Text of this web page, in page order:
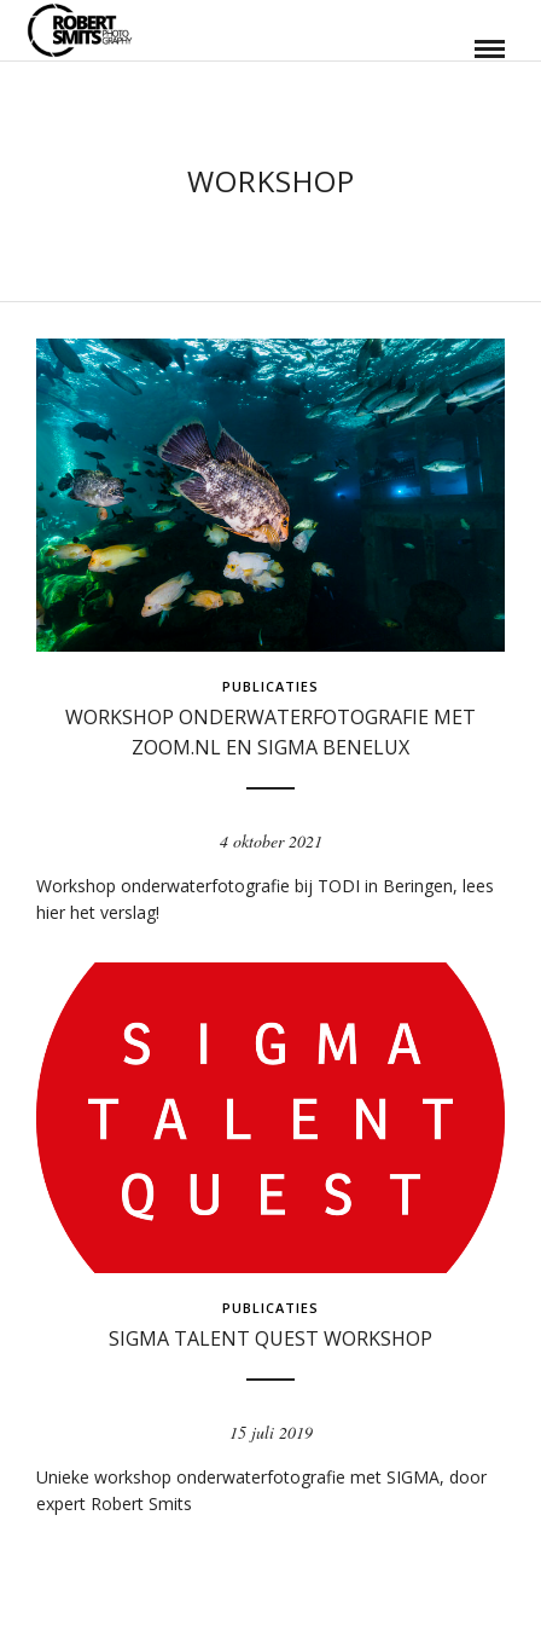
WORKSHOP
PUBLICATIES
WORKSHOP ONDERWATERFOTOGRAFIE MET
ZOOM.NL EN SIGMA BENELUX
4 oktober 2021
Workshop onderwaterfotografie bij TODI in Beringen, lees
hier het verslag!
PUBLICATIES
SIGMA TALENT QUEST WORKSHOP
15 juli 2019
Unieke workshop onderwaterfotografie met SIGMA, door
expert Robert Smits